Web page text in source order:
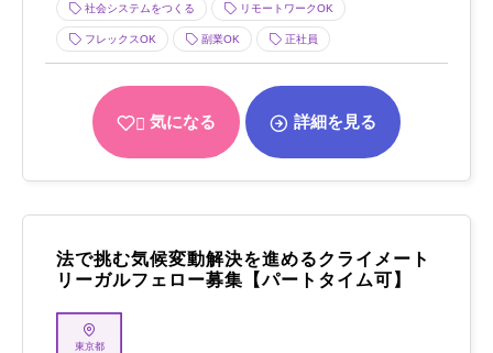
社会システムをつくる リモートワークOK
フレックスOK 副業OK 正社員
気になる 詳細を見る
法で挑む気候変動解決を進めるクライメート
リーガルフェロー募集【パートタイム可】
東京都